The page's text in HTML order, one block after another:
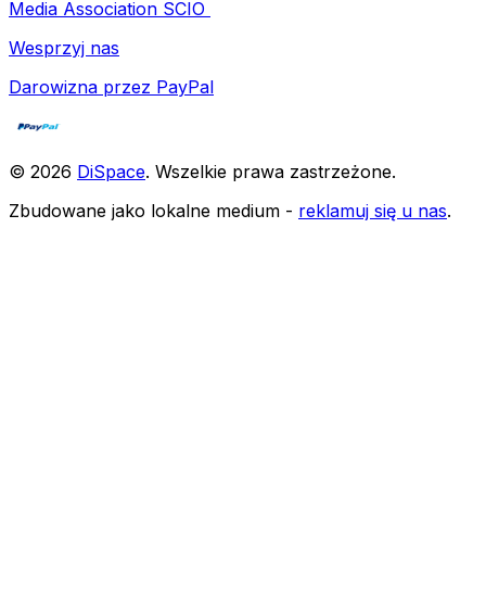
Media Association SCIO
Wesprzyj nas
Darowizna przez PayPal
© 2026 DiSpace. Wszelkie prawa zastrzeżone.
Zbudowane jako lokalne medium - reklamuj się u nas.